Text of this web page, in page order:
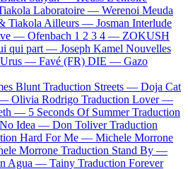
Laboratoire — Werenoi Meuda
Tiakola Ailleurs — Josman Interlude
— Ofenbach 1 2 3 4 — ZOKUSH
qui part — Joseph Kamel Nouvelles
Urus — Favé (FR) DIE — Gazo
Blunt Traduction Streets — Doja Cat
— Olivia Rodrigo Traduction Lover —
— 5 Seconds Of Summer Traduction
Idea — Don Toliver Traduction
Hard For Me — Michele Morrone
Morrone Traduction Stand By —
Agua — Tainy Traduction Forever